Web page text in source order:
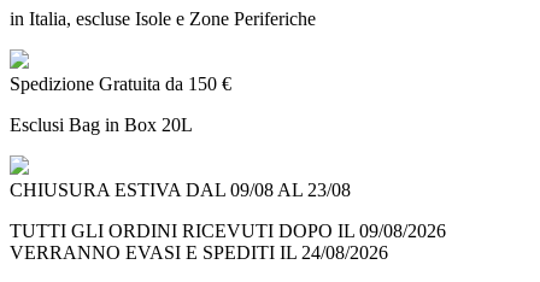
in Italia, escluse Isole e Zone Periferiche
Spedizione Gratuita da 150 €
Esclusi Bag in Box 20L
CHIUSURA ESTIVA DAL 09/08 AL 23/08
TUTTI GLI ORDINI RICEVUTI DOPO IL 09/08/2026
VERRANNO EVASI E SPEDITI IL 24/08/2026